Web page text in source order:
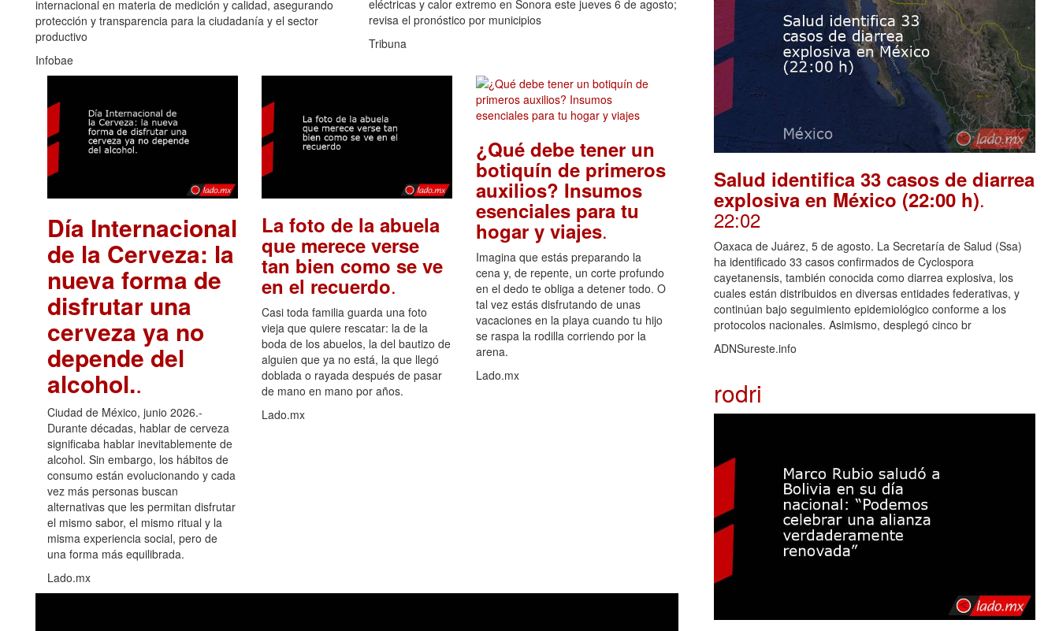
internacional en materia de medición y calidad, asegurando
protección y transparencia para la ciudadanía y el sector
productivo
Infobae
eléctricas y calor extremo en Sonora este jueves 6 de agosto;
revisa el pronóstico por municipios
Tribuna
Día Internacional
de la Cerveza: la
nueva forma de
disfrutar una
cerveza ya no
depende del
alcohol..
Ciudad de México, junio 2026.-
Durante décadas, hablar de cerveza
significaba hablar inevitablemente de
alcohol. Sin embargo, los hábitos de
consumo están evolucionando y cada
vez más personas buscan
alternativas que les permitan disfrutar
el mismo sabor, el mismo ritual y la
misma experiencia social, pero de
una forma más equilibrada.
Lado.mx
La foto de la abuela
que merece verse
tan bien como se ve
en el recuerdo.
Casi toda familia guarda una foto
vieja que quiere rescatar: la de la
boda de los abuelos, la del bautizo de
alguien que ya no está, la que llegó
doblada o rayada después de pasar
de mano en mano por años.
Lado.mx
¿Qué debe tener un
botiquín de primeros
auxilios? Insumos
esenciales para tu
hogar y viajes.
Imagina que estás preparando la
cena y, de repente, un corte profundo
en el dedo te obliga a detener todo. O
tal vez estás disfrutando de unas
vacaciones en la playa cuando tu hijo
se raspa la rodilla corriendo por la
arena.
Lado.mx
Salud identifica 33 casos de diarrea
explosiva en México (22:00 h).
22:02
Oaxaca de Juárez, 5 de agosto. La Secretaría de Salud (Ssa)
ha identificado 33 casos confirmados de Cyclospora
cayetanensis, también conocida como diarrea explosiva, los
cuales están distribuidos en diversas entidades federativas, y
continúan bajo seguimiento epidemiológico conforme a los
protocolos nacionales. Asimismo, desplegó cinco br
ADNSureste.info
rodri